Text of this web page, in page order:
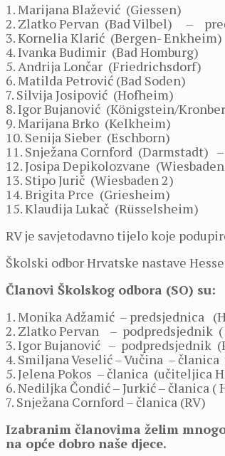
1. Marijana Blažević (Giessen)
2. Zlatko Pervan (Bad Vilbel) –
3. Kornelia Klarić (Bergen- Enkheim)
4. Ivanka Budimir (Bad Homburg)
5. Andrija Lončar (Friedrichsdorf)
6. Matilda Petrović (Bad Soden)
7. Silvija Josipović (Hofheim)
8. Igor Bujanović (Königstein/
9. Marijana Brko (Kelkheim)
10. Senija Sieber (Eschborn)
11. Snježana Cornford (Darmstadt)
12. Josipa Depikolozvane
13. Stipo Jurič (Wiesbaden 2)
14. Brigita Prce (Griesheim)
15. Klaudija Lukač (Rüsselsheim)
RV je savjetodavno tijelo koje
Školski odbor Hrvatske nastave
Članovi Školskog odbora (SO) su:
1. Monika Adžamić – predsjednica
2. Zlatko Pervan – podpredsjednik (
3. Igor Bujanović – podpredsjednik
4. Smiljana Veselić – Vučina –
5. Jelena Pokos – članica (učiteljica
6. Nediljka Čondić – Jurkić – članica (
7. Snježana Cornford – članica (RV)
Izabranim članovima želim
na opće dobro naše djece.